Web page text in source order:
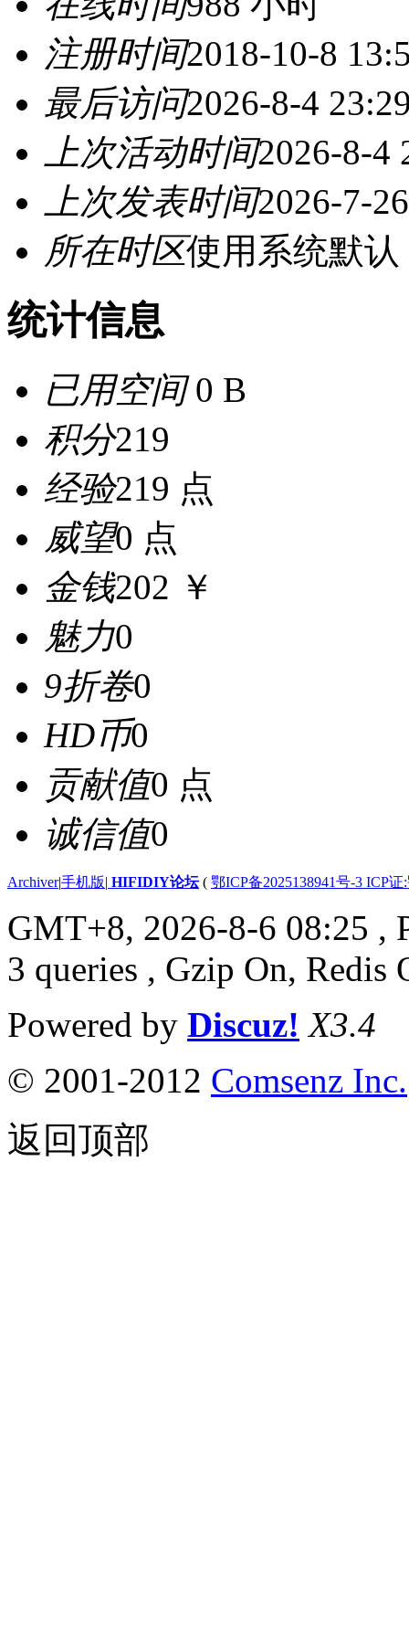
注册时间2018-10-8
最后访问2026-8-4
上次活动时间2026-8-4
上次发表时间2026-7-
所在时区使用系统默认
统计信息
已用空间0 B
积分219
经验219 点
威望0 点
金钱202 ￥
魅力0
9折卷0
HD币0
贡献值0 点
诚信值0
Archiver|手机版| HIFIDIY论坛( 鄂ICP备2025138941号-3 ICP
GMT+8, 2026-8-6 08:25 ,
3 queries , Gzip On, Redis
Powered by Discuz! X3.4
© 2001-2012 Comsenz Inc.
返回顶部